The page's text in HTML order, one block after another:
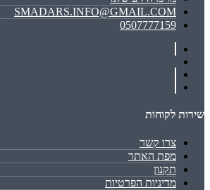
SMADARS.INFO@GMAIL.COM
0507777159
שירות לקוחות
צרו קשר
מפת האתר
תקנון
מדיניות הפרטיות